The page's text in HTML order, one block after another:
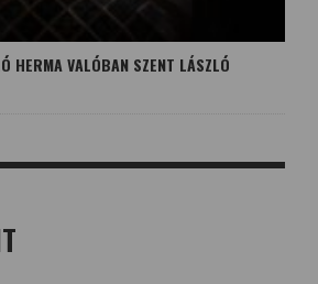
HERMA VALÓBAN SZENT LÁSZLÓ